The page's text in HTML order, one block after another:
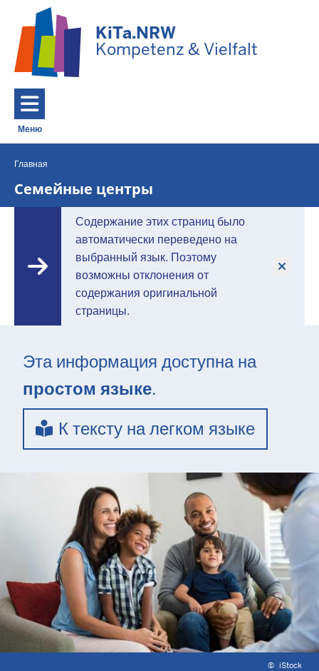
Перейти к основному содержанию
KiTa.NRW
Kompetenz & Vielfalt
Меню
Toggle navigation: Главное меню
Вы
находитесь
Главная
Семейные центры
Содержание этих страниц было
автоматически переведено на
выбранный язык. Поэтому
возможны отклонения от
содержания оригинальной
страницы.
Эта информация доступна на
простом языке.
К тексту на легком языке
© iStock